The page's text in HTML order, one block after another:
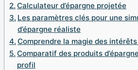
Calculateur d’épargne projetée
Les paramètres clés pour une
d’épargne réaliste
Comprendre la magie des
Comparatif des produits
profil